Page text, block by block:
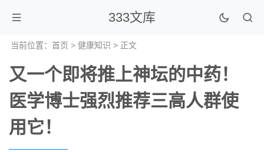
333文库
当前位置： 首页 > 健康知识 > 正文
又一个即将推上神坛的中药！
医学博士强烈推荐三高人群使
用它！